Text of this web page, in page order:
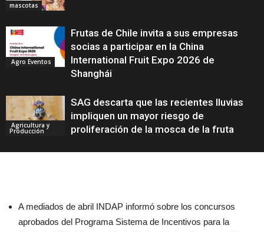
mascotas
Agro Eventos
Frutas de Chile invita a sus empresas
socias a participar en la China
International Fruit Expo 2026 de
Shanghái
Agricultura y
Producción
SAG descarta que las recientes lluvias
impliquen un mayor riesgo de
proliferación de la mosca de la fruta
A mediados de abril INDAP informó sobre los concursos
aprobados del Programa Sistema de Incentivos para la